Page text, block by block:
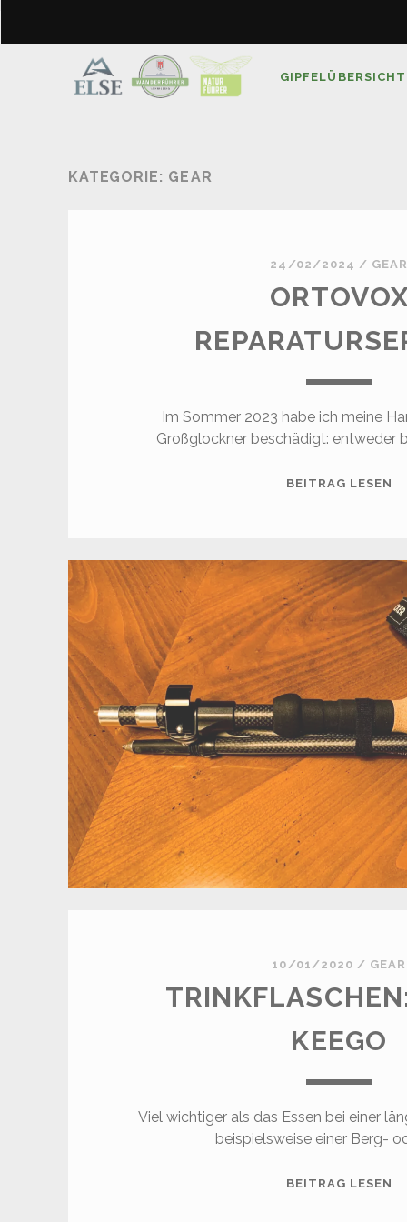
GIPFELÜBERSICHT
KATEGORIE: GEAR
24/02/2024 /
Im Sommer 2023 habe ich meine
Großglockner beschädigt: entweder
BEITRAG LESEN
10/01/2020 / GEAR
KEEGO
Viel wichtiger als das Essen bei einer
beispielsweise einer Berg-
BEITRAG LESEN